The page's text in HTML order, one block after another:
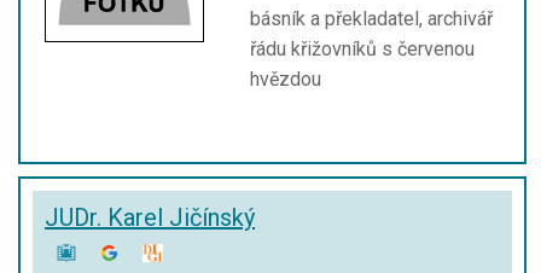
básník a překladatel, archivář
řádu křižovníků s červenou
hvězdou
JUDr. Karel Jičínský